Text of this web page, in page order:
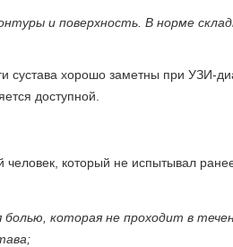
и поверхность. В норме
хорошо заметны при УЗИ-
доступной.
человек, который не испытывал
которая не проходит в